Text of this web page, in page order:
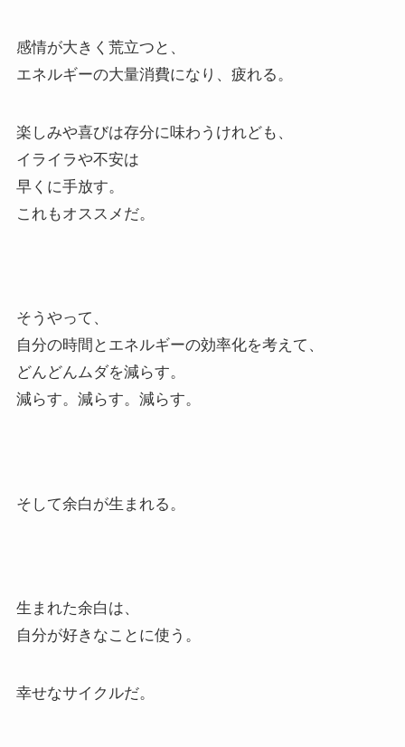
感情が大きく荒立つと、
エネルギーの大量消費になり、疲れる。
楽しみや喜びは存分に味わうけれども、
イライラや不安は
早くに手放す。
これもオススメだ。
そうやって、
自分の時間とエネルギーの効率化を考えて、
どんどんムダを減らす。
減らす。減らす。減らす。
そして余白が生まれる。
生まれた余白は、
自分が好きなことに使う。
幸せなサイクルだ。